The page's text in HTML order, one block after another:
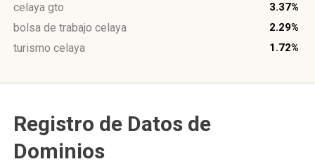
celaya gto 3.37%
bolsa de trabajo celaya 2.29%
turismo celaya 1.72%
Registro de Datos de
Dominios